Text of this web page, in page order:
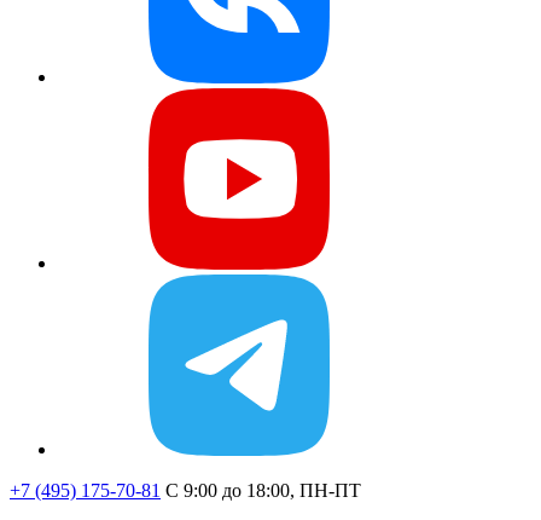
+7 (495) 175-70-81 C 9:00 до 18:00, ПН-ПТ